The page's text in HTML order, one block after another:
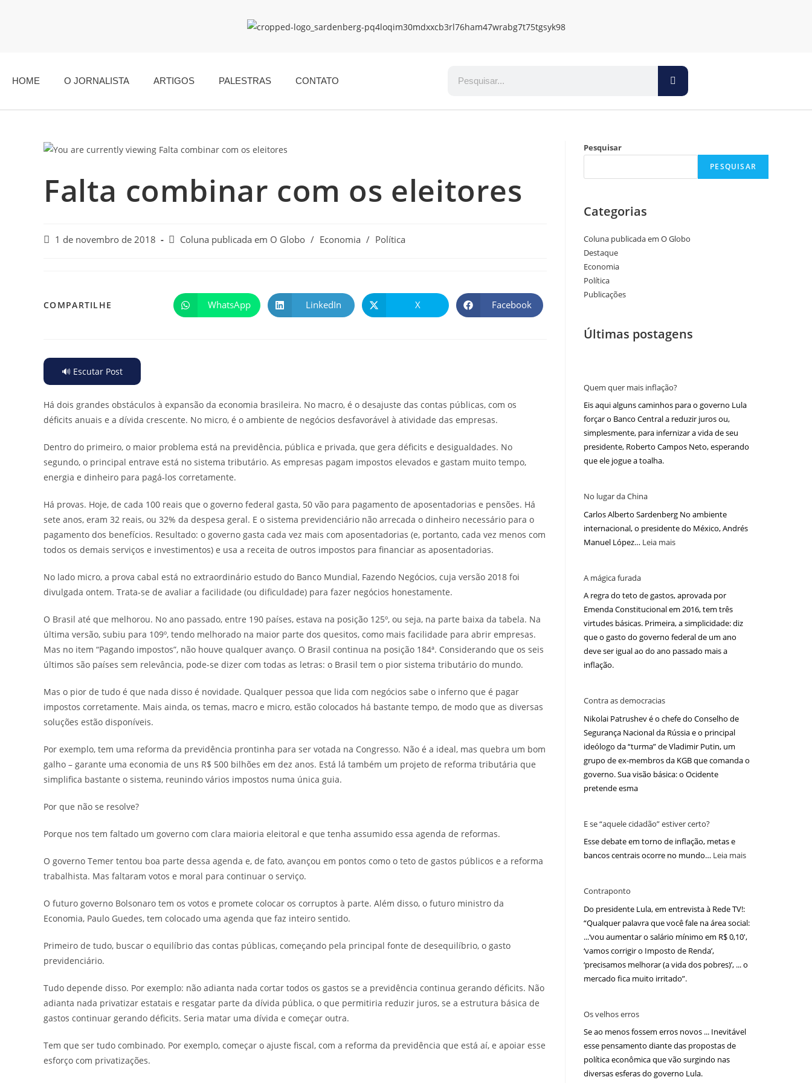
HOME O JORNALISTA ARTIGOS PALESTRAS CONTATO
Falta combinar com os eleitores
1 de novembro de 2018 Coluna publicada em O Globo / Economia / Política
COMPARTILHE WhatsApp LinkedIn X Facebook
🔊 Escutar Post
Há dois grandes obstáculos à expansão da economia brasileira. No macro, é o desajuste das contas públicas, com os
déficits anuais e a dívida crescente. No micro, é o ambiente de negócios desfavorável à atividade das empresas.
Dentro do primeiro, o maior problema está na previdência, pública e privada, que gera déficits e desigualdades. No
segundo, o principal entrave está no sistema tributário. As empresas pagam impostos elevados e gastam muito tempo,
energia e dinheiro para pagá-los corretamente.
Há provas. Hoje, de cada 100 reais que o governo federal gasta, 50 vão para pagamento de aposentadorias e pensões. Há
sete anos, eram 32 reais, ou 32% da despesa geral. E o sistema previdenciário não arrecada o dinheiro necessário para o
pagamento dos benefícios. Resultado: o governo gasta cada vez mais com aposentadorias (e, portanto, cada vez menos com
todos os demais serviços e investimentos) e usa a receita de outros impostos para financiar as aposentadorias.
No lado micro, a prova cabal está no extraordinário estudo do Banco Mundial, Fazendo Negócios, cuja versão 2018 foi
divulgada ontem. Trata-se de avaliar a facilidade (ou dificuldade) para fazer negócios honestamente.
O Brasil até que melhorou. No ano passado, entre 190 países, estava na posição 125º, ou seja, na parte baixa da tabela. Na
última versão, subiu para 109º, tendo melhorado na maior parte dos quesitos, como mais facilidade para abrir empresas.
Mas no item “Pagando impostos”, não houve qualquer avanço. O Brasil continua na posição 184ª. Considerando que os seis
últimos são países sem relevância, pode-se dizer com todas as letras: o Brasil tem o pior sistema tributário do mundo.
Mas o pior de tudo é que nada disso é novidade. Qualquer pessoa que lida com negócios sabe o inferno que é pagar
impostos corretamente. Mais ainda, os temas, macro e micro, estão colocados há bastante tempo, de modo que as diversas
soluções estão disponíveis.
Por exemplo, tem uma reforma da previdência prontinha para ser votada na Congresso. Não é a ideal, mas quebra um bom
galho – garante uma economia de uns R$ 500 bilhões em dez anos. Está lá também um projeto de reforma tributária que
simplifica bastante o sistema, reunindo vários impostos numa única guia.
Por que não se resolve?
Porque nos tem faltado um governo com clara maioria eleitoral e que tenha assumido essa agenda de reformas.
O governo Temer tentou boa parte dessa agenda e, de fato, avançou em pontos como o teto de gastos públicos e a reforma
trabalhista. Mas faltaram votos e moral para continuar o serviço.
O futuro governo Bolsonaro tem os votos e promete colocar os corruptos à parte. Além disso, o futuro ministro da
Economia, Paulo Guedes, tem colocado uma agenda que faz inteiro sentido.
Primeiro de tudo, buscar o equilíbrio das contas públicas, começando pela principal fonte de desequilíbrio, o gasto
previdenciário.
Tudo depende disso. Por exemplo: não adianta nada cortar todos os gastos se a previdência continua gerando déficits. Não
adianta nada privatizar estatais e resgatar parte da dívida pública, o que permitiria reduzir juros, se a estrutura básica de
gastos continuar gerando déficits. Seria matar uma dívida e começar outra.
Tem que ser tudo combinado. Por exemplo, começar o ajuste fiscal, com a reforma da previdência que está aí, e apoiar esse
esforço com privatizações.
Pesquisar
PESQUISAR
Categorias
Coluna publicada em O Globo
Destaque
Economia
Política
Publicações
Últimas postagens
Quem quer mais inflação?
Eis aqui alguns caminhos para o governo Lula
forçar o Banco Central a reduzir juros ou,
simplesmente, para infernizar a vida de seu
presidente, Roberto Campos Neto, esperando
que ele jogue a toalha.
No lugar da China
Carlos Alberto Sardenberg No ambiente
internacional, o presidente do México, Andrés
Manuel López… Leia mais
A mágica furada
A regra do teto de gastos, aprovada por
Emenda Constitucional em 2016, tem três
virtudes básicas. Primeira, a simplicidade: diz
que o gasto do governo federal de um ano
deve ser igual ao do ano passado mais a
inflação.
Contra as democracias
Nikolai Patrushev é o chefe do Conselho de
Segurança Nacional da Rússia e o principal
ideólogo da “turma” de Vladimir Putin, um
grupo de ex-membros da KGB que comanda o
governo. Sua visão básica: o Ocidente
pretende esma
E se “aquele cidadão” estiver certo?
Esse debate em torno de inflação, metas e
bancos centrais ocorre no mundo… Leia mais
Contraponto
Do presidente Lula, em entrevista à Rede TV!:
“Qualquer palavra que você fale na área social:
...‘vou aumentar o salário mínimo em R$ 0,10′,
‘vamos corrigir o Imposto de Renda’,
‘precisamos melhorar (a vida dos pobres)’, ... o
mercado fica muito irritado”.
Os velhos erros
Se ao menos fossem erros novos ... Inevitável
esse pensamento diante das propostas de
política econômica que vão surgindo nas
diversas esferas do governo Lula.